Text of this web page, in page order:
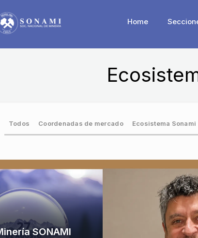
Home
Todos Coordenadas de mercado Ecosistema Sonami
SONAMI